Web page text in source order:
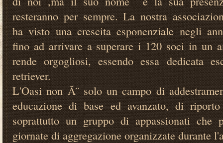
resteranno per sempre. La nostra
ha visto una crescita esponenziale negli
fino ad arrivare a superare i 120 soci in un
rende orgogliosi, essendo essa dedicata
retriever.
L'Oasi non Ã¨ solo un campo di
educazione di base ed avanzato, di
soprattutto un gruppo di appassionati che
giornate di aggregazione organizzate durante